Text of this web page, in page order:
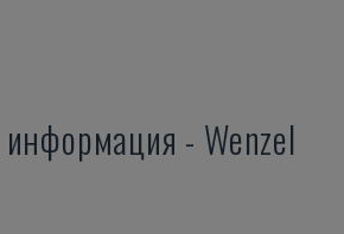
информация - Wenzel